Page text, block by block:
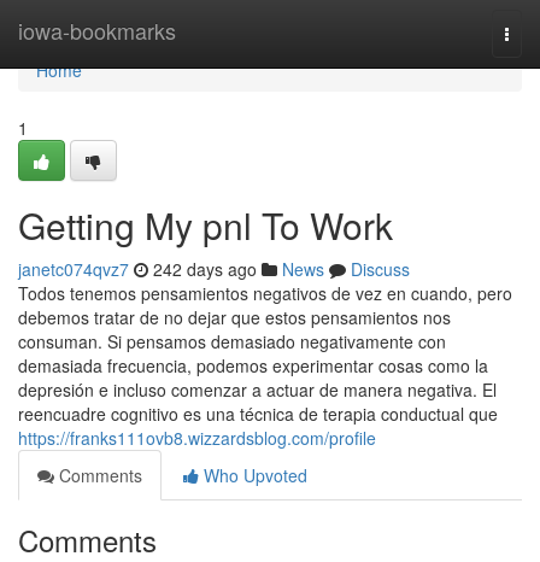
iowa-bookmarks
Home
Home
1
Getting My pnl To Work
janetc074qvz7 242 days ago News
Discuss
Todos tenemos pensamientos negativos de vez en cuando, pero
debemos tratar de no dejar que estos pensamientos nos
consuman. Si pensamos demasiado negativamente con
demasiada frecuencia, podemos experimentar cosas como la
depresión e incluso comenzar a actuar de manera negativa. El
reencuadre cognitivo es una técnica de terapia conductual que
https://franks111ovb8.wizzardsblog.com/profile
Comments
Who Upvoted
Comments